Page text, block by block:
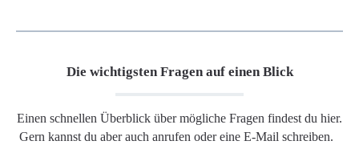
Die wichtigsten Fragen auf einen Blick
Einen schnellen Überblick über mögliche Fragen findest du hier.
Gern kannst du aber auch anrufen oder eine E-Mail schreiben.